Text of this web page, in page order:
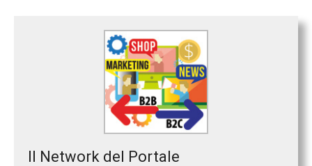
Il Network del Portale